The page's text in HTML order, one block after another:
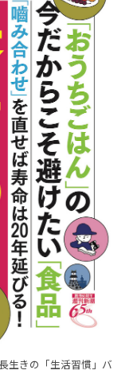
生きの「生活習慣」バ